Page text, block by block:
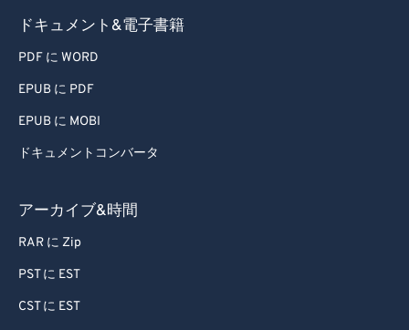
ドキュメント&電子書籍
PDF に WORD
EPUB に PDF
EPUB に MOBI
ドキュメントコンバータ
アーカイブ&時間
RAR に Zip
PST に EST
CST に EST